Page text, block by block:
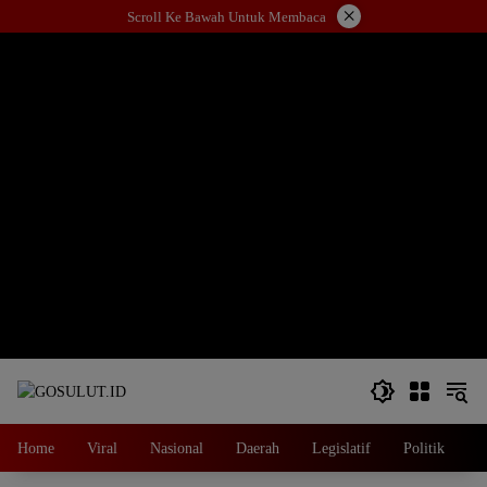
ke
Scroll Ke Bawah Untuk Membaca ×
Home Viral Nasional Daerah Legislatif Politik